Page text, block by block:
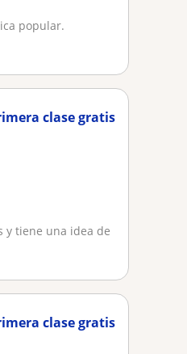
popular.
clase gratis
y tiene una idea de
clase gratis